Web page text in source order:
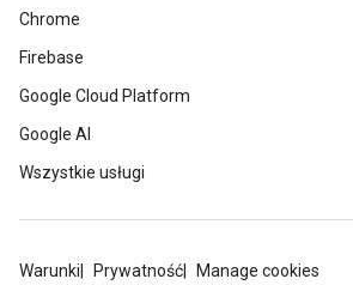
Chrome
Firebase
Google Cloud Platform
Google AI
Wszystkie usługi
Warunki Prywatność Manage cookies